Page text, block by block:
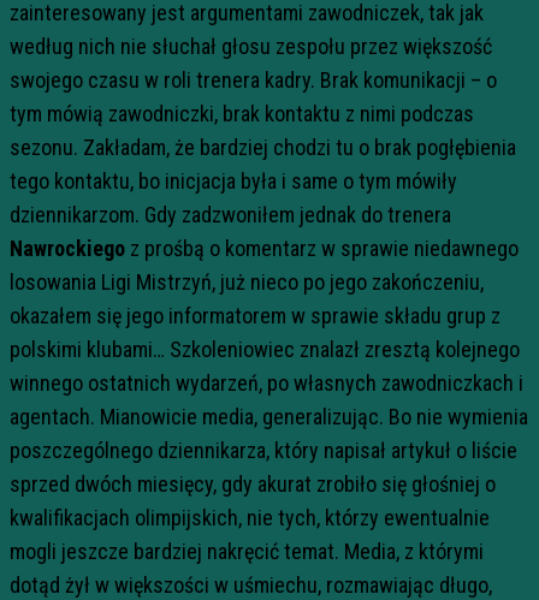
zainteresowany jest argumentami zawodniczek, tak jak
według nich nie słuchał głosu zespołu przez większość
swojego czasu w roli trenera kadry. Brak komunikacji – o
tym mówią zawodniczki, brak kontaktu z nimi podczas
sezonu. Zakładam, że bardziej chodzi tu o brak pogłębienia
tego kontaktu, bo inicjacja była i same o tym mówiły
dziennikarzom. Gdy zadzwoniłem jednak do trenera
Nawrockiego z prośbą o komentarz w sprawie niedawnego
losowania Ligi Mistrzyń, już nieco po jego zakończeniu,
okazałem się jego informatorem w sprawie składu grup z
polskimi klubami… Szkoleniowiec znalazł zresztą kolejnego
winnego ostatnich wydarzeń, po własnych zawodniczkach i
agentach. Mianowicie media, generalizując. Bo nie wymienia
poszczególnego dziennikarza, który napisał artykuł o liście
sprzed dwóch miesięcy, gdy akurat zrobiło się głośniej o
kwalifikacjach olimpijskich, nie tych, którzy ewentualnie
mogli jeszcze bardziej nakręcić temat. Media, z którymi
dotąd żył w większości w uśmiechu, rozmawiając długo,